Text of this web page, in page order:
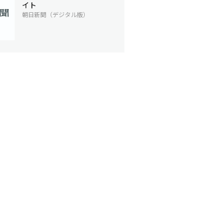
イト
朝日新聞（デジタル版）